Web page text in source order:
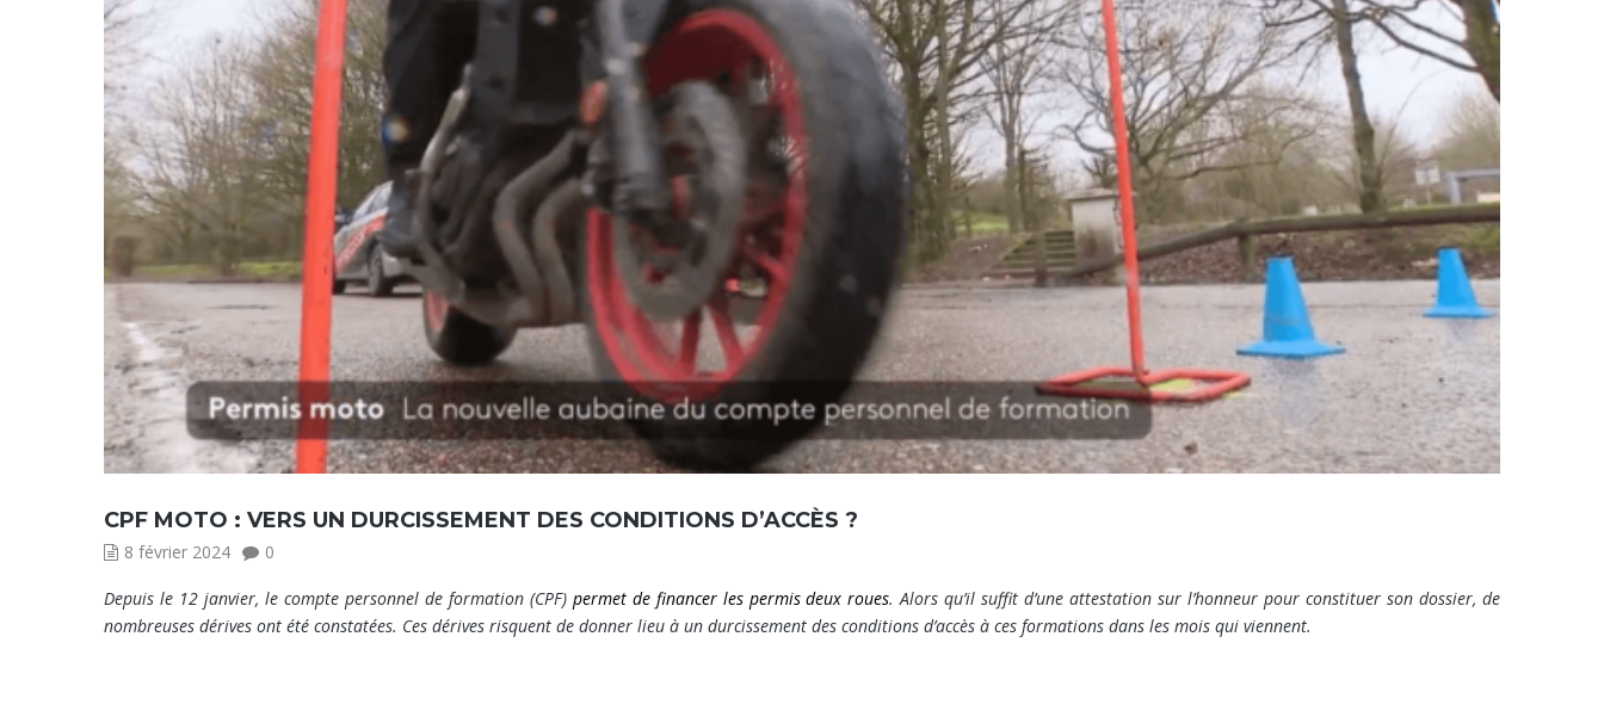
CPF MOTO : VERS UN DURCISSEMENT DES CONDITIONS D’ACCÈS ?
8 février 2024 0
Depuis le 12 janvier, le compte personnel de formation (CPF) permet de financer les permis deux roues. Alors qu’il suffit d’une attestation sur l’honneur pour constituer son dossier, de
nombreuses dérives ont été constatées. Ces dérives risquent de donner lieu à un durcissement des conditions d’accès à ces formations dans les mois qui viennent.